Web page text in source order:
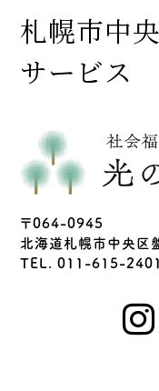
札幌市中
サービス
〒064-0945
北海道札幌市中央区
TEL. 011-615-2401